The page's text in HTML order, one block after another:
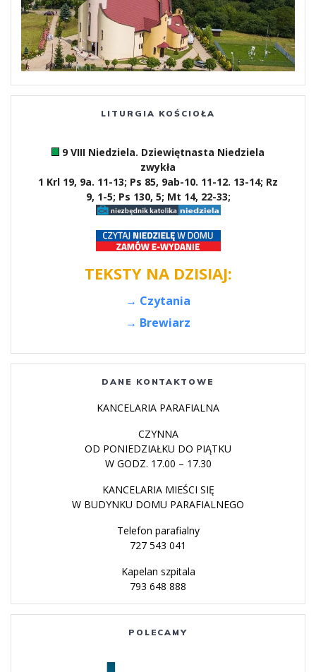
LITURGIA KOŚCIOŁA
9 VIII Niedziela. Dziewiętnasta Niedziela
zwykła
1 Krl 19, 9a. 11-13; Ps 85, 9ab-10. 11-12. 13-14; Rz
9, 1-5; Ps 130, 5; Mt 14, 22-33;
TEKSTY NA DZISIAJ:
→ Czytania
→ Brewiarz
DANE KONTAKTOWE
KANCELARIA PARAFIALNA
CZYNNA
OD PONIEDZIAŁKU DO PIĄTKU
W GODZ. 17.00 – 17.30
KANCELARIA MIEŚCI SIĘ
W BUDYNKU DOMU PARAFIALNEGO
Telefon parafialny
727 543 041
Kapelan szpitala
793 648 888
POLECAMY